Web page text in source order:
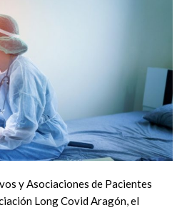
y Asociaciones de Pacientes
Long Covid Aragón, el